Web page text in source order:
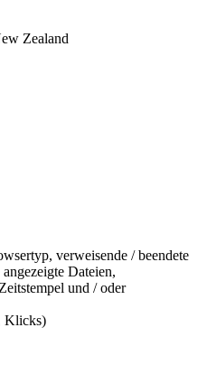
Zealand
verweisende / beendete
Dateien,
und / oder
Klicks)